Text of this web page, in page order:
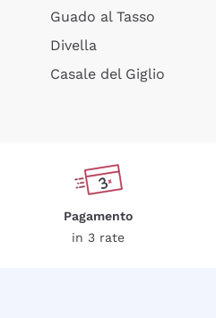
Guado al Tasso
Divella
Casale del Giglio
Pagamento
in 3 rate